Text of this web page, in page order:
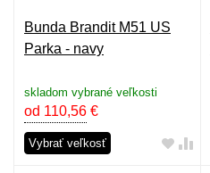
Bunda Brandit M51 US
Parka - navy
skladom vybrané veľkosti
od 110,56 €
Vybrať veľkosť